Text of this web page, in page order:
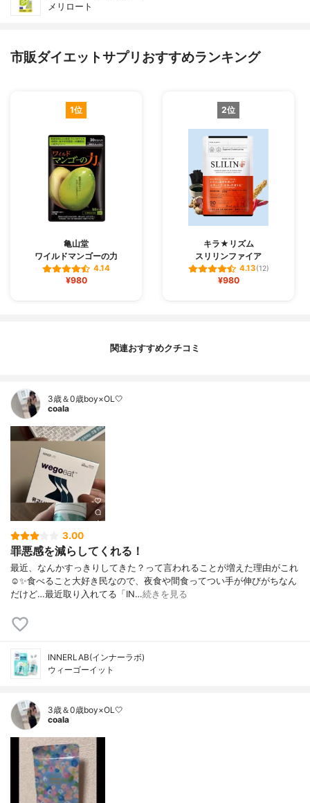
メリロート
市販ダイエットサプリおすすめランキング
1位
亀山堂
ワイルドマンゴーの力
4.14
¥980
2位
キラ★リズム
スリリンファイア
4.13(12)
¥980
関連おすすめクチコミ
3歳＆0歳boy×OL🤍
coala
3.00
罪悪感を減らしてくれる！
最近、なんかすっきりしてきた？って言われることが増えた理由がこれ
☺️✨食べること大好き民なので、夜食や間食ってつい手が伸びがちなん
だけど…最近取り入れてる「IN…続きを見る
INNERLAB(インナーラボ)
ウィーゴーイット
3歳＆0歳boy×OL🤍
coala